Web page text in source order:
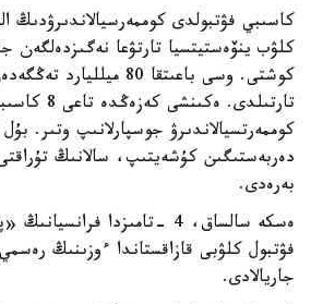
كلۋب ينۆەستيتسيا تارتۋعا نەگىزدەلگەن
كوشتى. وسى باعىتقا 80
تارتىلدى.
كوممەرتسيالاندىرۋ جوسپارلانىپ وتىر.
دەربەستىگىن كۇشەيتىپ، سالانىڭ
بەرەدى.
ەسكە سالساق، 4 -تامىزدا
فۋتبول كلۋبى قازاقستاندا ءوزىنىڭ
جاريالادى.